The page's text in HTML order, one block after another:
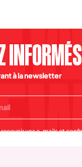
INFORMÉS
à la newsletter
vos e-mails et